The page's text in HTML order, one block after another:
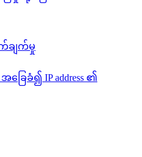
က်ချက်မှု
အခြေခံ၍ IP address ၏